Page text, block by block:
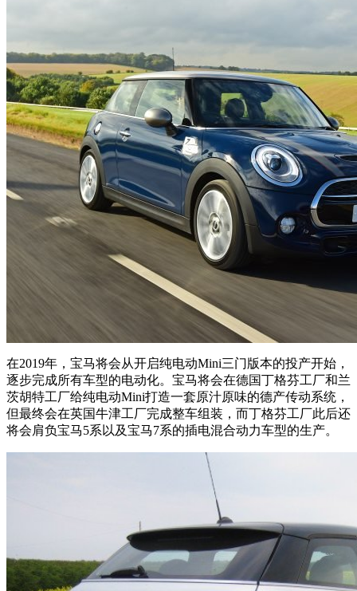
在2019年，宝马将会从开启纯电动Mini三门版本的投产开始，
逐步完成所有车型的电动化。宝马将会在德国丁格芬工厂和兰
茨胡特工厂给纯电动Mini打造一套原汁原味的德产传动系统，
但最终会在英国牛津工厂完成整车组装，而丁格芬工厂此后还
将会肩负宝马5系以及宝马7系的插电混合动力车型的生产。